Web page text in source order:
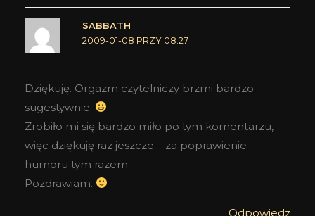
SABBATH
2009-01-08 PRZY 08:27
Dziękuję. Orgazm czytelniczy brzmi bardzo
sugestywnie.
Zrobiło mi się bardzo miło po tym komentarzu,
więc dziękuję raz jeszcze – za poprawienie
humoru tym razem.
Pozdrawiam.
Odpowiedz